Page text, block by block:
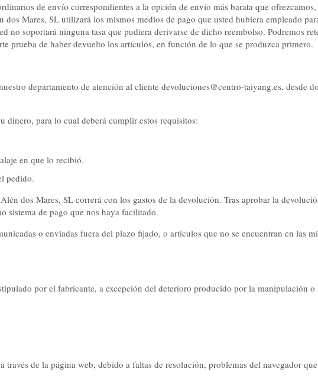
de envío correspondientes a la opción de envío más barata que
Mares, SL utilizará los mismos medios de pago que usted hubiera empleado
no soportará ninguna tasa que pudiera derivarse de dicho reembolso. Podremos
prueba de haber devuelto los artículos, en función de lo que se produzca primero.
departamento de atención al cliente devoluciones@centro-taiyang.es, desde
dinero, para lo cual deberá cumplir estos requisitos:
en que lo recibió.
pedido.
dos Mares, SL correrá con los gastos de la devolución. Tras aprobar la
sistema de pago que nos haya facilitado.
o enviadas fuera del plazo fijado, o artículos que no se encuentran en las
por el fabricante, a excepción del deterioro producido por la manipulación
de la página web, debido a faltas de resolución, problemas del navegador